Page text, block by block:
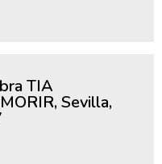
TIA
Sevilla,